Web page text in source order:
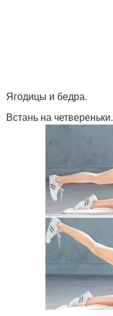
Ягодицы и бедра.
Встань на четвереньки.